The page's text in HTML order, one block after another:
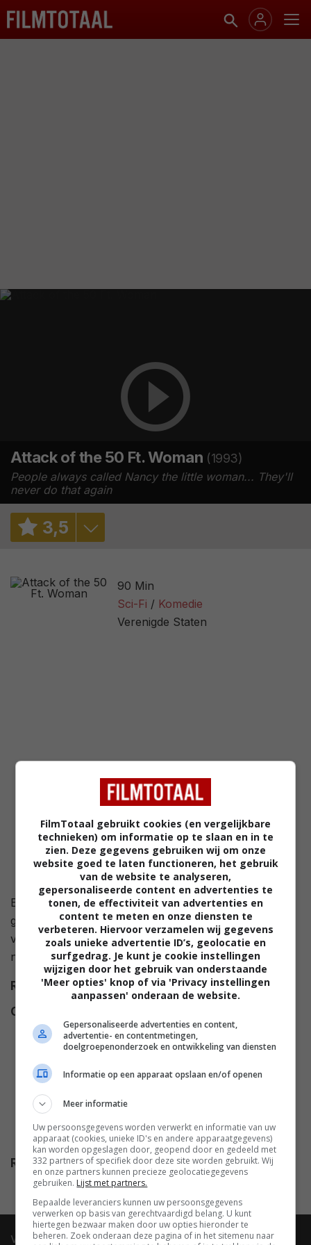
Attack of the 50 Ft. Woman (1993)
People always called Nancy the little woman... They'll
never do that again
3,5
4,0/ 3375
1,7
90 Min
Sci-Fi
Komedie
Verenigde Staten
Een getergde huisvrouw wordt op een dag
geconfronteerd met een UFO. Niemand gelooft haar
verhaal, totdat ze enorm begint te groeien en wraak
neemt
Regie Christopher Guest.
Cast
Camp,Victoria Haas,Lewis
Arquette,O'Neal Compton,
Daniel Baldwin
William Windom
Cristi Conaway
Kye Benson
Linda Bisesti
Cleaveland ,Richard Edson.
Release
11.12.1993
video
FilmTotaal gebruikt cookies (en vergelijkbare
technieken) om informatie op te slaan en in te
zien. Deze gegevens gebruiken wij om onze
website goed te laten functioneren, het gebruik
van de website te analyseren,
gepersonaliseerde content en advertenties te
tonen, de effectiviteit van advertenties en
content te meten en onze diensten te
verbeteren. Hiervoor verzamelen wij gegevens
zoals unieke advertentie ID’s, geolocatie en
surfgedrag. Je kunt je cookie instellingen
wijzigen door het gebruik van onderstaande
'Meer opties' knop of via 'Privacy instellingen
aanpassen' onderaan de website.
Gepersonaliseerde advertenties en content,
advertentie- en contentmetingen,
doelgroepenonderzoek en ontwikkeling van diensten
Informatie op een apparaat opslaan en/of openen
Meer informatie
Uw persoonsgegevens worden verwerkt en informatie van uw
apparaat (cookies, unieke ID's en andere apparaatgegevens)
kan worden opgeslagen door, geopend door en gedeeld met
332 partners of specifiek door deze site worden gebruikt. Wij
en onze partners kunnen precieze geolocatiegegevens
gebruiken. Lijst met partners.
Bepaalde leveranciers kunnen uw persoonsgegevens
verwerken op basis van gerechtvaardigd belang. U kunt
hiertegen bezwaar maken door uw opties hieronder te
beheren. Zoek onderaan deze pagina of in het sitemenu naar